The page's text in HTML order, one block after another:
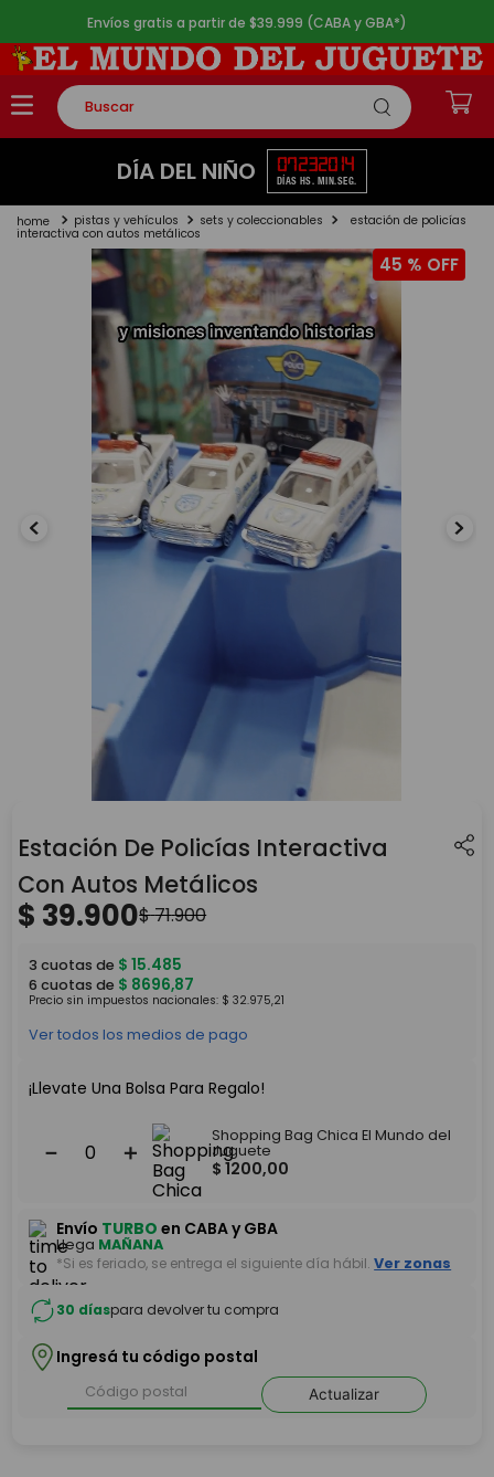
Envíos gratis a partir de $39.999 (CABA y GBA*)
Buscar
TÉRMINOS MÁS BUSCADOS
2.
lego
peluche
monopatin
DÍA DEL NIÑO 07
DÍAS
23
HS.
20
MIN.
14
SEG.
pistas y vehículos sets y coleccionables estación de policías
interactiva con autos metálicos
45 %
Estación De Policías Interactiva
Con Autos Metálicos
$ 39.900$71.900
3 cuotas de $ 15.485
6 cuotas de $ 8696,87
Precio sin impuestos nacionales: $ 32.975,21
Ver todos los medios de pago
¡Llevate Una Bolsa Para Regalo!
＋
－
Shopping Bag Chica El Mundo del
Juguete
$ 1200,00
Envío TURBO en CABA y GBA
Llega MAÑANA
*Si es feriado, se entrega el siguiente día hábil. Ver zonas
30 díaspara devolver tu compra
Ingresá tu código postal
Actualizar